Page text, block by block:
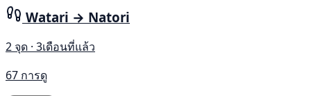
Watari → Natori
2 จุด · 3เดือนที่แล้ว
67 การดู